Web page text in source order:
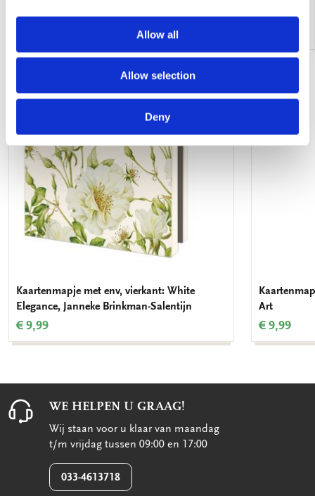
Allow all
Allow selection
Deny
Andere klanten bekeken ook
aan
Kaartenmapje met env, vierkant: White
Elegance, Janneke Brinkman-Salentijn
€ 9,99
Art
€ 9,99
WE HELPEN U GRAAG!
Wij staan voor u klaar van maandag
t/m vrijdag tussen 09:00 en 17:00
033-4613718